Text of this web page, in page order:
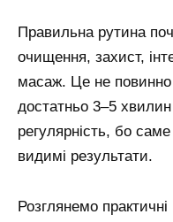
Правильна рутина
очищення, захист,
масаж. Це не повинно
достатньо 3–5
регулярність, бо
видимі результати.
Розглянемо